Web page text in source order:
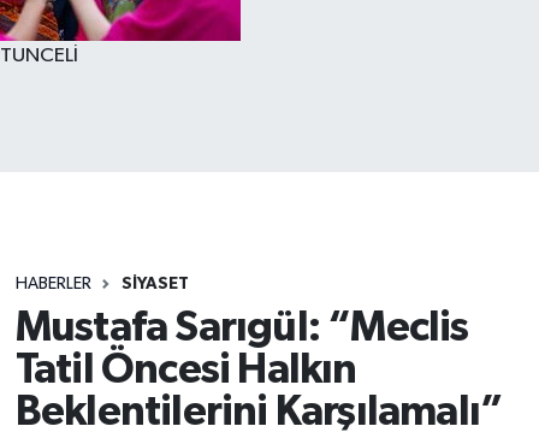
TUNCELİ
HABERLER SİYASET
Mustafa Sarıgül: “Meclis
Tatil Öncesi Halkın
Beklentilerini Karşılamalı”